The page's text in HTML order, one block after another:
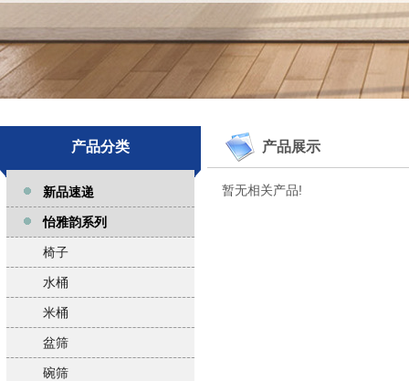
产品分类
新品速递
怡雅韵系列
椅子
水桶
米桶
盆筛
碗筛
产品展示
暂无相关产品!